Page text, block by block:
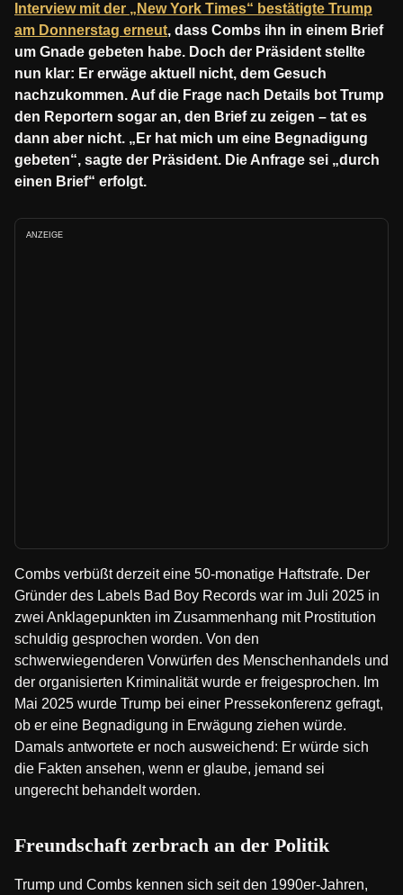
Interview mit der „New York Times“ bestätigte Trump
am Donnerstag erneut, dass Combs ihn in einem Brief
um Gnade gebeten habe. Doch der Präsident stellte
nun klar: Er erwäge aktuell nicht, dem Gesuch
nachzukommen. Auf die Frage nach Details bot Trump
den Reportern sogar an, den Brief zu zeigen – tat es
dann aber nicht. „Er hat mich um eine Begnadigung
gebeten“, sagte der Präsident. Die Anfrage sei „durch
einen Brief“ erfolgt.
ANZEIGE
Combs verbüßt derzeit eine 50-monatige Haftstrafe. Der
Gründer des Labels Bad Boy Records war im Juli 2025 in
zwei Anklagepunkten im Zusammenhang mit Prostitution
schuldig gesprochen worden. Von den
schwerwiegenderen Vorwürfen des Menschenhandels und
der organisierten Kriminalität wurde er freigesprochen. Im
Mai 2025 wurde Trump bei einer Pressekonferenz gefragt,
ob er eine Begnadigung in Erwägung ziehen würde.
Damals antwortete er noch ausweichend: Er würde sich
die Fakten ansehen, wenn er glaube, jemand sei
ungerecht behandelt worden.
Freundschaft zerbrach an der Politik
Trump und Combs kennen sich seit den 1990er-Jahren,